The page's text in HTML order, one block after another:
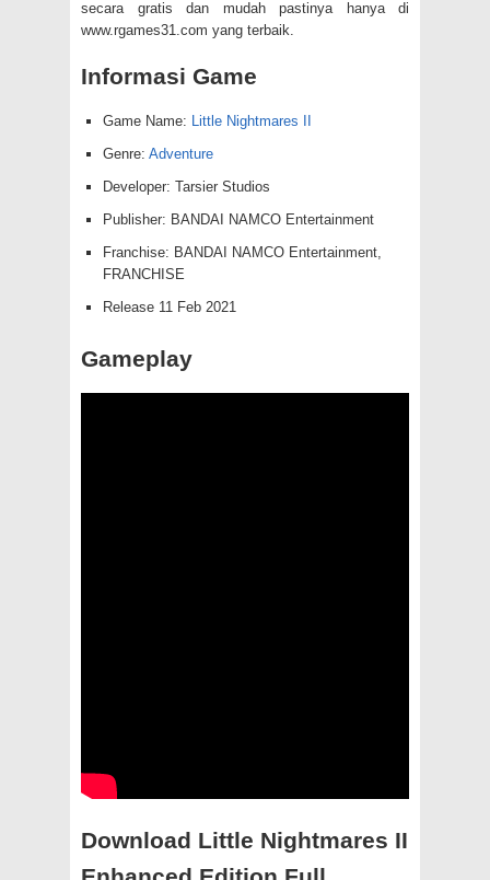
secara gratis dan mudah pastinya hanya di
www.rgames31.com yang terbaik.
Informasi Game
Game Name:
Little Nightmares II
Genre: Adventure
Developer: Tarsier Studios
Publisher: BANDAI NAMCO Entertainment
Franchise: BANDAI NAMCO Entertainment,
FRANCHISE
Release 11 Feb 2021
Gameplay
Download Little Nightmares II